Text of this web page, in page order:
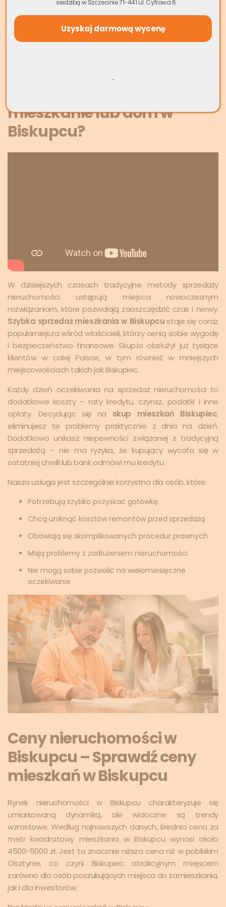
oczekiwanie na finalizację transakcji. Przejmujemy na siebie
wszystkie zobowiązania związane z nieruchomością – od
mieszkanie lub dom w
Biskupcu?
W dzisiejszych czasach tradycyjne metody sprzedaży
nieruchomości ustępują miejsca nowoczesnym
rozwiązaniom, które pozwalają zaoszczędzić czas i nerwy.
Szybka sprzedaż mieszkania w Biskupcu staje się coraz
popularniejsza wśród właścicieli, którzy cenią sobie wygodę
i bezpieczeństwo finansowe. Skup.io obsłużył już tysiące
klientów w całej Polsce, w tym również w mniejszych
miejscowościach takich jak Biskupiec.
Każdy dzień oczekiwania na sprzedaż nieruchomości to
dodatkowe koszty – raty kredytu, czynsz, podatki i inne
opłaty. Decydując się na skup mieszkań Biskupiec,
eliminujesz te problemy praktycznie z dnia na dzień.
Dodatkowo unikasz niepewności związanej z tradycyjną
sprzedażą – nie ma ryzyka, że kupujący wycofa się w
ostatniej chwili lub bank odmówi mu kredytu.
Nasza usługa jest szczególnie korzystna dla osób, które:
Potrzebują szybko pozyskać gotówkę
Chcą uniknąć kosztów remontów przed sprzedażą
Obawiają się skomplikowanych procedur prawnych
Mają problemy z zadłużeniem nieruchomości
Nie mogą sobie pozwolić na wielomiesięczne
oczekiwanie
Ceny nieruchomości w
Biskupcu – Sprawdź ceny
mieszkań w Biskupcu
Rynek nieruchomości w Biskupcu charakteryzuje się
umiarkowaną dynamiką, ale widoczne są trendy
wzrostowe. Według najnowszych danych, średnia cena za
metr kwadratowy mieszkania w Biskupcu wynosi około
4500-5000 zł. Jest to znacznie niższa cena niż w pobliskim
Olsztynie, co czyni Biskupiec atrakcyjnym miejscem
zarówno dla osób poszukujących miejsca do zamieszkania,
jak i dla inwestorów.
siedzibą w Szczecinie 71-441 ul. Cyfrowa 6
.